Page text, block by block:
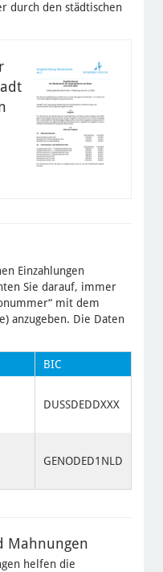
durch den städtischen
Einzahlungen
Sie darauf, immer
mit dem
anzugeben. Die Daten
BIC
DUSSDEDDXXX
GENODED1NLD
Mahnungen
helfen die